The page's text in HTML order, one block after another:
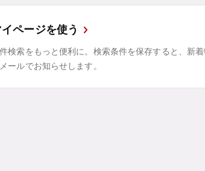
ページを使う
検索をもっと便利に。検索条件を保存すると、新
ールでお知らせします。